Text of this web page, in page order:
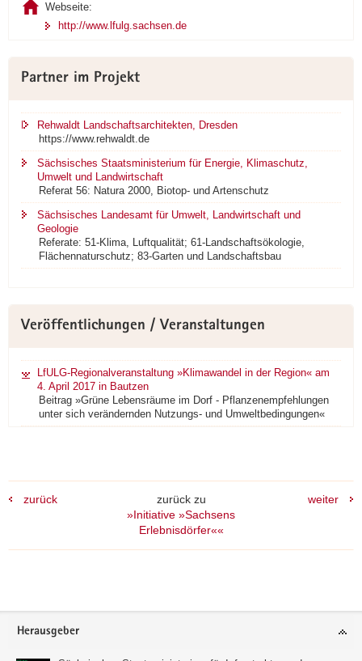
Webseite:
http://www.lfulg.sachsen.de
Partner im Projekt
Rehwaldt Landschaftsarchitekten, Dresden
https://www.rehwaldt.de
Sächsisches Staatsministerium für Energie, Klimaschutz,
Umwelt und Landwirtschaft
Referat 56: Natura 2000, Biotop- und Artenschutz
Sächsisches Landesamt für Umwelt, Landwirtschaft und
Geologie
Referate: 51-Klima, Luftqualität; 61-Landschaftsökologie,
Flächennaturschutz; 83-Garten und Landschaftsbau
Veröffentlichungen / Veranstaltungen
LfULG-Regionalveranstaltung »Klimawandel in der Region« am
4. April 2017 in Bautzen
Beitrag »Grüne Lebensräume im Dorf - Pflanzenempfehlungen
unter sich verändernden Nutzungs- und Umweltbedingungen«
zurück
zurück zu
»Initiative »Sachsens
Erlebnisdörfer««
weiter
Footer-
Herausgeber